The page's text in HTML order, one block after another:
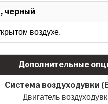
черный
воздухе.
Дополнительные
Система воздуходувки
Двигатель